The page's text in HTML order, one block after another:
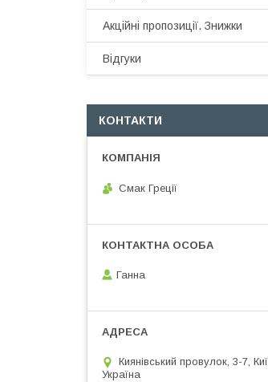
Акційні пропозиції. Знижки
Відгуки
КОНТАКТИ
Смак Греції
Ганна
Киянівський провулок, 3-7,
Україна